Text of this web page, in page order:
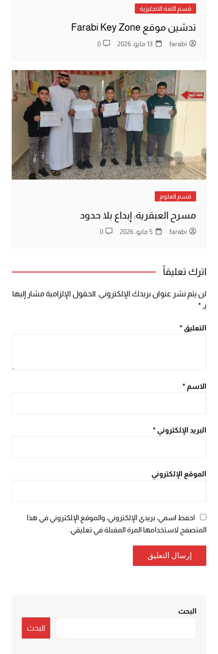
قسم اللغة الانجليزية
تدشين موقع Farabi Key Zone
farabi 13 مايو، 2026 0
قسم العلوم
مسرح العبقرية: إبداع بلا حدود
farabi 5 مايو، 2026 0
اترك تعليقاً
لن يتم نشر عنوان بريدك الإلكتروني. الحقول الإلزامية مشار إليها
بـ*
التعليق *
الاسم *
البريد الإلكتروني *
الموقع الإلكتروني
احفظ اسمي، بريدي الإلكتروني، والموقع الإلكتروني في هذا
المتصفح لاستخدامها المرة المقبلة في تعليقي.
البحث
البحث